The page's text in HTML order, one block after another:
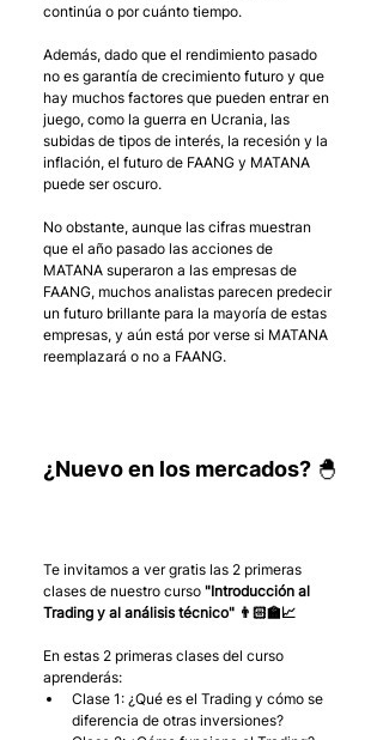
continúa o por cuánto tiempo.
Además, dado que el rendimiento pasado
no es garantía de crecimiento futuro y que
hay muchos factores que pueden entrar en
juego, como la guerra en Ucrania, las
subidas de tipos de interés, la recesión y la
inflación, el futuro de FAANG y MATANA
puede ser oscuro.
No obstante, aunque las cifras muestran
que el año pasado las acciones de
MATANA superaron a las empresas de
FAANG, muchos analistas parecen predecir
un futuro brillante para la mayoría de estas
empresas, y aún está por verse si MATANA
reemplazará o no a FAANG.
¿Nuevo en los mercados? 🐣
Te invitamos a ver gratis las 2 primeras
clases de nuestro curso "Introducción al
Trading y al análisis técnico" 👨🏻‍🏫📈
En estas 2 primeras clases del curso
aprenderás:
Clase 1: ¿Qué es el Trading y cómo se
diferencia de otras inversiones?